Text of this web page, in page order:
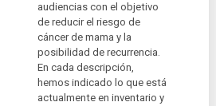
audiencias con el objetivo
de reducir el riesgo de
cáncer de mama y la
posibilidad de recurrencia.
En cada descripción,
hemos indicado lo que está
actualmente en inventario y